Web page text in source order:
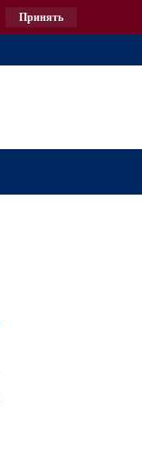
Принять